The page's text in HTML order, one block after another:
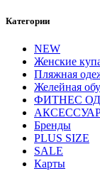
Категории
NEW
Женские
Пляжная
Желейная
ФИТНЕС
Бренды
PLUS SIZE
SALE
Карты